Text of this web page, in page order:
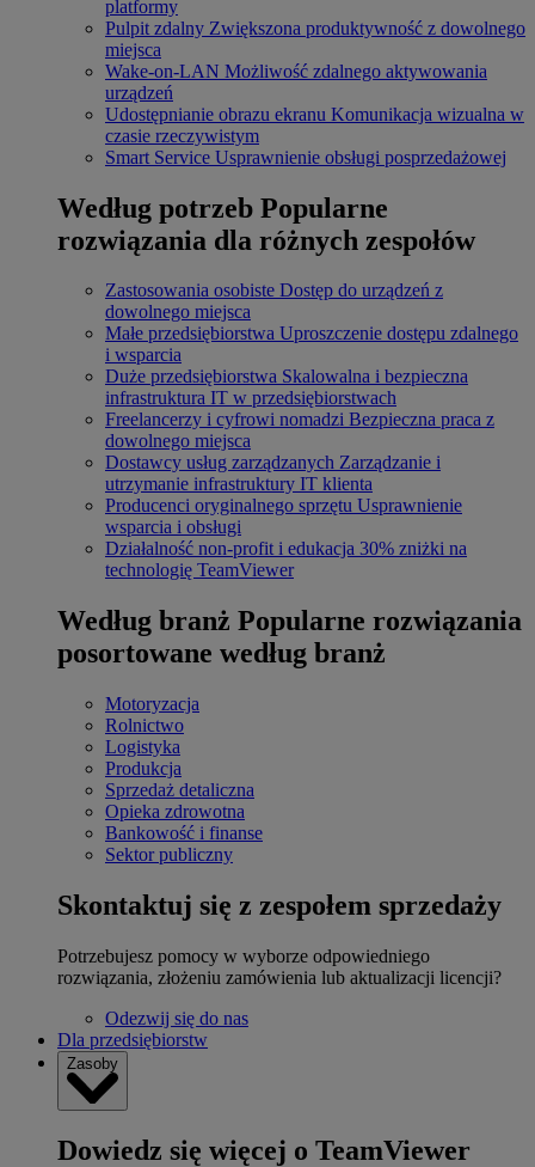
platformy
Pulpit zdalny Zwiększona produktywność z dowolnego
miejsca
Wake-on-LAN Możliwość zdalnego aktywowania
urządzeń
Udostępnianie obrazu ekranu Komunikacja wizualna w
czasie rzeczywistym
Smart Service Usprawnienie obsługi posprzedażowej
Według potrzeb Popularne
rozwiązania dla różnych zespołów
Zastosowania osobiste Dostęp do urządzeń z
dowolnego miejsca
Małe przedsiębiorstwa Uproszczenie dostępu zdalnego
i wsparcia
Duże przedsiębiorstwa Skalowalna i bezpieczna
infrastruktura IT w przedsiębiorstwach
Freelancerzy i cyfrowi nomadzi Bezpieczna praca z
dowolnego miejsca
Dostawcy usług zarządzanych Zarządzanie i
utrzymanie infrastruktury IT klienta
Producenci oryginalnego sprzętu Usprawnienie
wsparcia i obsługi
Działalność non-profit i edukacja 30% zniżki na
technologię TeamViewer
Według branż Popularne rozwiązania
posortowane według branż
Motoryzacja
Rolnictwo
Logistyka
Produkcja
Sprzedaż detaliczna
Opieka zdrowotna
Bankowość i finanse
Sektor publiczny
Skontaktuj się z zespołem sprzedaży
Potrzebujesz pomocy w wyborze odpowiedniego
rozwiązania, złożeniu zamówienia lub aktualizacji licencji?
Odezwij się do nas
Dla przedsiębiorstw
Zasoby
Dowiedz się więcej o TeamViewer